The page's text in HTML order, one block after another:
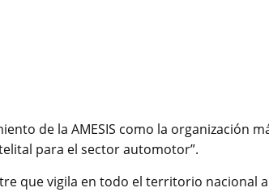
de la AMESIS como la organización
para el sector automotor”.
que vigila en todo el territorio nacional a